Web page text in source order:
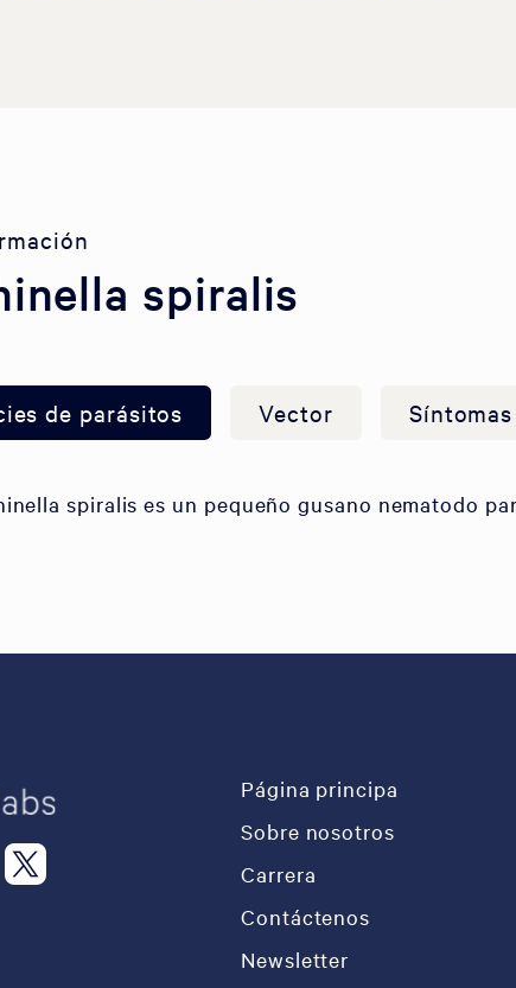
spiralis
de parásitos Vector Síntomas
spiralis es un pequeño gusano nematodo
Página principa
Sobre nosotros
Carrera
Contáctenos
Newsletter